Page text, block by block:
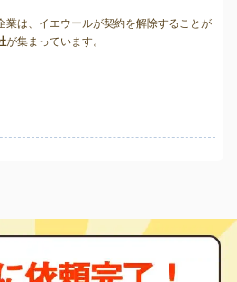
業は、イエウールが契約を解除することが
が集まっています。